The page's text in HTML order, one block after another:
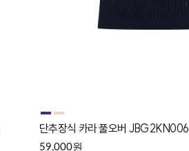
단추장식 카라 풀오버 JBG2KN006
59,000원